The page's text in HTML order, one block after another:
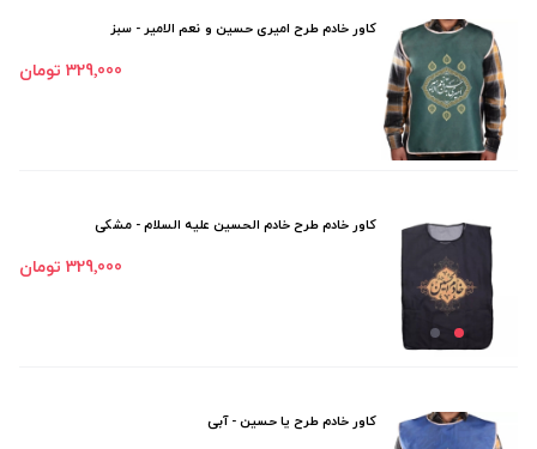
کاور خادم طرح امیری حسین و نعم الامیر - سبز
329٬000 تومان
کاور خادم طرح خادم الحسین علیه السلام - مشکی
329٬000 تومان
کاور خادم طرح یا حسین - آبی